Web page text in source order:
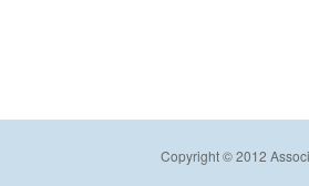
Copyright © 2012